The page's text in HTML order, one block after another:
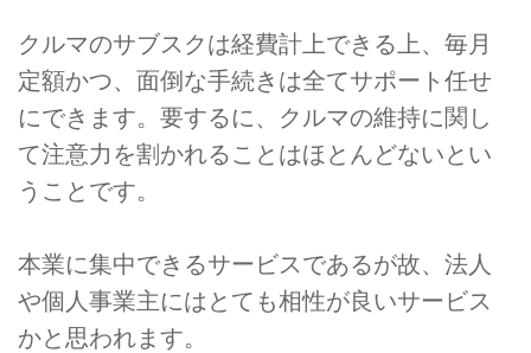
クルマのサブスクは経費計上できる上、毎月
定額かつ、面倒な手続きは全てサポート任せ
にできます。要するに、クルマの維持に関し
て注意力を割かれることはほとんどないとい
うことです。
本業に集中できるサービスであるが故、法人
や個人事業主にはとても相性が良いサービス
かと思われます。